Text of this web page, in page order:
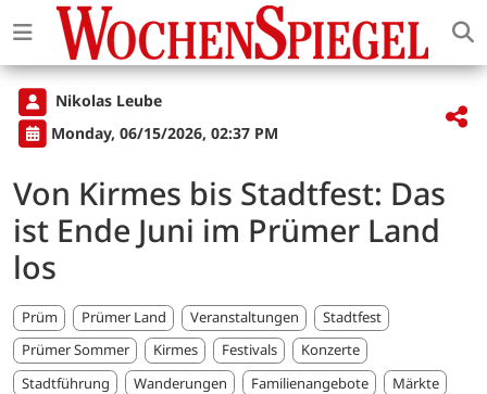
Nikolas Leube
Monday, 06/15/2026, 02:37 PM
Von Kirmes bis Stadtfest: Das
ist Ende Juni im Prümer Land
los
Prüm Prümer Land Veranstaltungen
Stadtfest
Prümer Sommer
Kirmes Festivals
Konzerte
Stadtführung
Wanderungen Familienangebote Märkte